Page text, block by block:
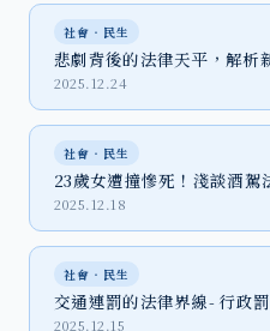
社會‧民生
悲劇背後的法律天平，解析
2025.12.24
社會‧民生
23歲女遭撞慘死！淺談酒駕
2025.12.18
社會‧民生
交通連罰的法律界線- 行政
2025.12.15